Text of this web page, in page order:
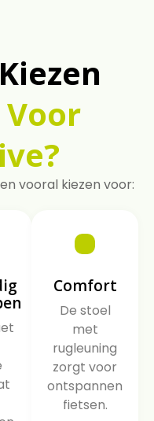
Voor
vooral kiezen voor:
Comfort
De stoel
met
rugleuning
zorgt voor
ontspannen
fietsen.